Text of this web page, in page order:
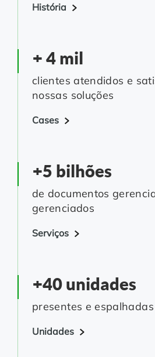
História
+ 4 mil
clientes atendidos e
nossas soluções
Cases
+5 bilhões
de documentos
gerenciados
Serviços
+40 unidades
presentes e
Unidades